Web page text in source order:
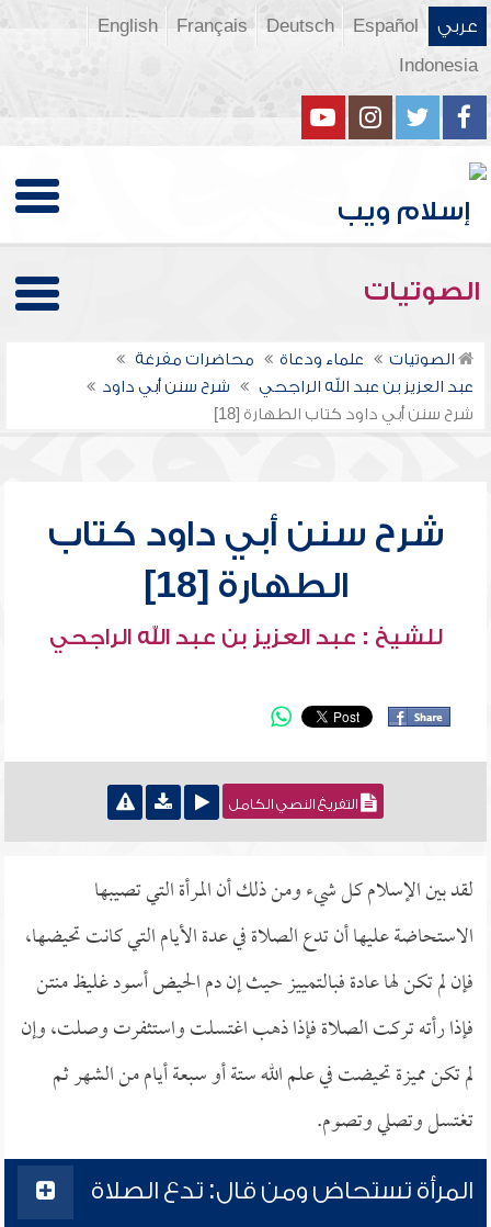
عربي Español
Deutsch
Français
English
Indonesia
الصوتيات
الصوتيات علماء ودعاة
محاضرات مفرغة
عبد العزيز بن عبد الله الراجحي
شرح سنن أبي داود
شرح سنن أبي داود كتاب الطهارة [18]
شرح سنن أبي داود كتاب
الطهارة [18]
للشيخ : عبد العزيز بن عبد الله الراجحي
التفريغ النصي الكامل
لقد بين الإسلام كل شيء ومن ذلك أن المرأة التي تصيبها
الاستحاضة عليها أن تدع الصلاة في عدة الأيام التي كانت تحيضها،
فإن لم تكن لها عادة فبالتمييز حيث إن دم الحيض أسود غليظ منتن
فإذا رأته تركت الصلاة فإذا ذهب اغتسلت واستثفرت وصلت، وإن
لم تكن مميزة تحيضت في علم الله ستة أو سبعة أيام من الشهر ثم
تغتسل وتصلي وتصوم.
المرأة تستحاض ومن قال: تدع الصلاة